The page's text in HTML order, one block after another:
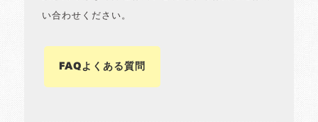
い合わせください。
FAQよくある質問